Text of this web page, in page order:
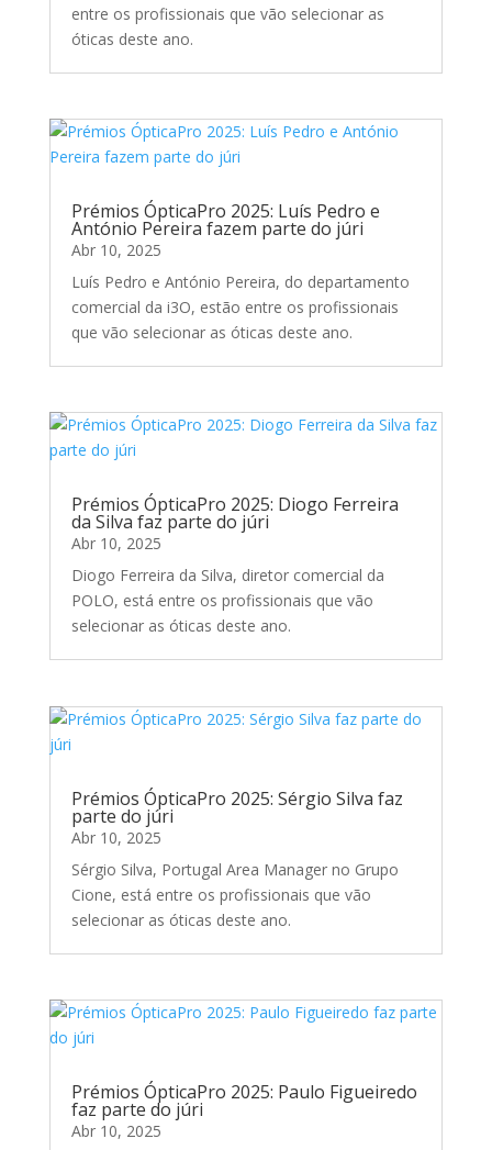
entre os profissionais que vão selecionar as
óticas deste ano.
Prémios ÓpticaPro 2025: Luís Pedro e
António Pereira fazem parte do júri
Abr 10, 2025
Luís Pedro e António Pereira, do departamento
comercial da i3O, estão entre os profissionais
que vão selecionar as óticas deste ano.
Prémios ÓpticaPro 2025: Diogo Ferreira
da Silva faz parte do júri
Abr 10, 2025
Diogo Ferreira da Silva, diretor comercial da
POLO, está entre os profissionais que vão
selecionar as óticas deste ano.
Prémios ÓpticaPro 2025: Sérgio Silva faz
parte do júri
Abr 10, 2025
Sérgio Silva, Portugal Area Manager no Grupo
Cione, está entre os profissionais que vão
selecionar as óticas deste ano.
Prémios ÓpticaPro 2025: Paulo Figueiredo
faz parte do júri
Abr 10, 2025